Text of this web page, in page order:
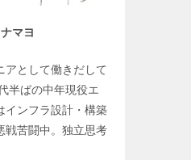
マヨ
アとして働きだして
半ばの中年現役エ
インフラ設計・構築
戦苦闘中。独立思考